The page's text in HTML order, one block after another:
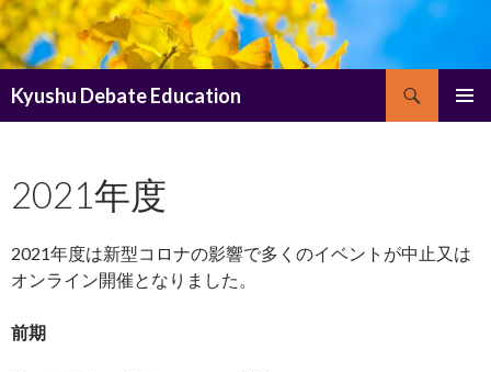
Kyushu Debate Education
2021年度
2021年度は新型コロナの影響で多くのイベントが中止又は
オンライン開催となりました。
前期